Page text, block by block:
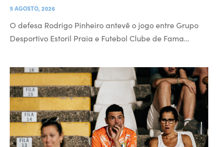
5 AGOSTO, 2026
O defesa Rodrigo Pinheiro antevê o jogo entre Grupo
Desportivo Estoril Praia e Futebol Clube de Fama…